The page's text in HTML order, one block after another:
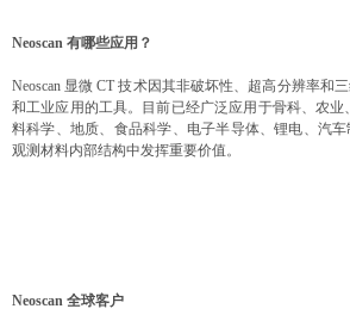
Neoscan 有哪些应用？
Neoscan 显微 CT 技术因其非破坏性、超高分辨率和
和工业应用的工具。目前已经广泛应用于骨科、农
料科学、地质、食品科学、电子半导体、锂电、汽
观测材料内部结构中发挥重要价值。
Neoscan 全球客户